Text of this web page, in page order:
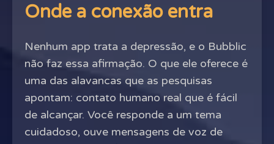
Onde a conexão entra
Nenhum app trata a depressão, e o Bubblic
não faz essa afirmação. O que ele oferece é
uma das alavancas que as pesquisas
apontam: contato humano real que é fácil
de alcançar. Você responde a um tema
cuidadoso, ouve mensagens de voz de